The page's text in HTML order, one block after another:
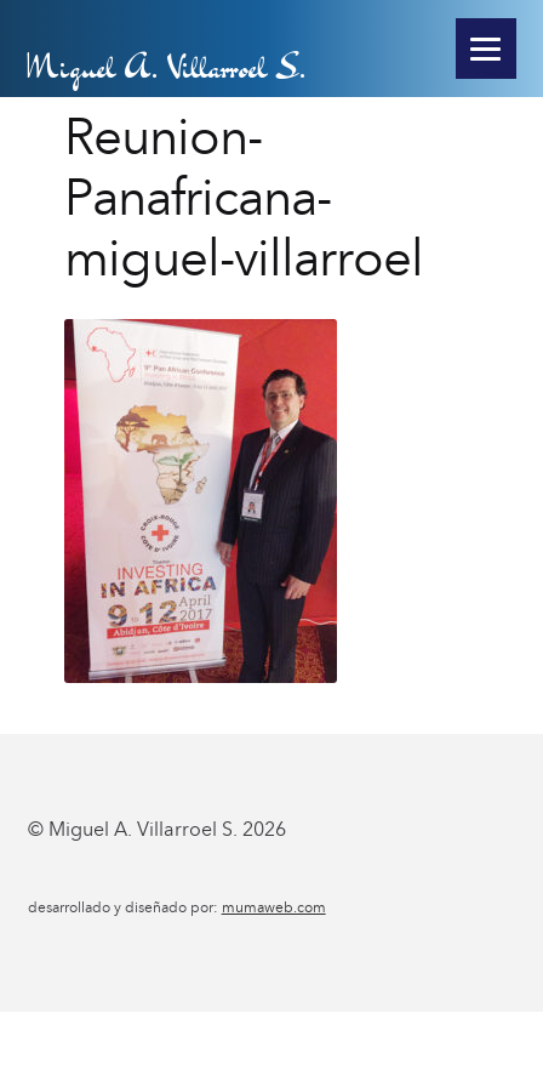
Miguel A. Villarroel S.
Reunion-
Panafricana-
miguel-villarroel
© Miguel A. Villarroel S. 2026
desarrollado y diseñado por: mumaweb.com